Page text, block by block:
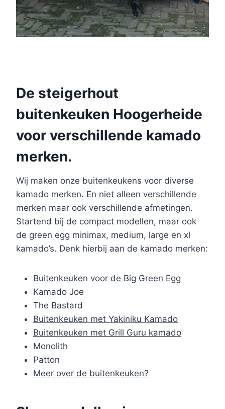
De steigerhout
buitenkeuken Hoogerheide
voor verschillende kamado
merken.
Wij maken onze buitenkeukens voor diverse
kamado merken. En niet alleen verschillende
merken maar ook verschillende afmetingen.
Startend bij de compact modellen, maar ook
de green egg minimax, medium, large en xl
kamado’s. Denk hierbij aan de kamado merken:
Buitenkeuken voor de Big Green Egg
Kamado Joe
The Bastard
Buitenkeuken met Yakiniku Kamado
Buitenkeuken met Grill Guru kamado
Monolith
Patton
Meer over de buitenkeuken?